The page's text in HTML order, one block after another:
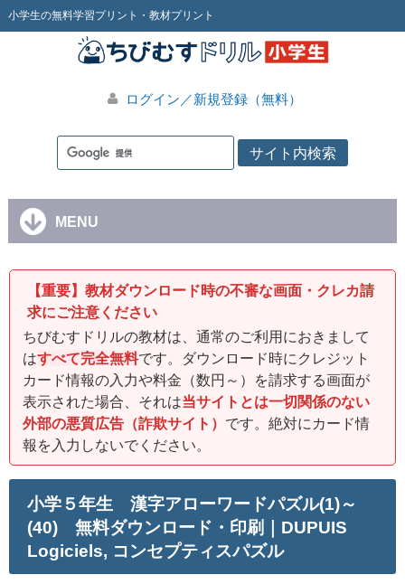
小学生の無料学習プリント・教材プリント
ログイン／新規登録（無料）
MENU
【重要】教材ダウンロード時の不審な画面・クレカ請
求にご注意ください
ちびむすドリルの教材は、通常のご利用におきまして
はすべて完全無料です。ダウンロード時にクレジット
カード情報の入力や料金（数円～）を請求する画面が
表示された場合、それは当サイトとは一切関係のない
外部の悪質広告（詐欺サイト） です。絶対にカード情
報を入力しないでください。
小学５年生 漢字アローワードパズル(1)～
(40) 無料ダウンロード・印刷｜DUPUIS
Logiciels, コンセプティスパズル